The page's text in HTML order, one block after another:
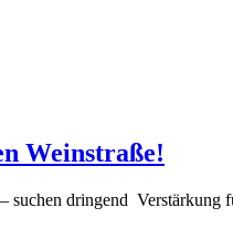
Weinstraße!
suchen dringend Verstärkung